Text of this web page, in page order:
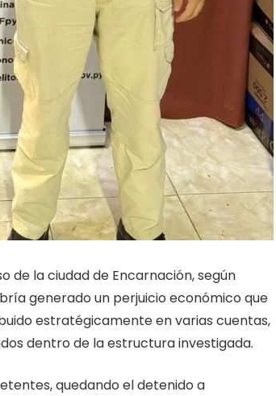
de la ciudad de Encarnación, según
generado un perjuicio económico que
estratégicamente en varias cuentas,
dentro de la estructura investigada.
quedando el detenido a